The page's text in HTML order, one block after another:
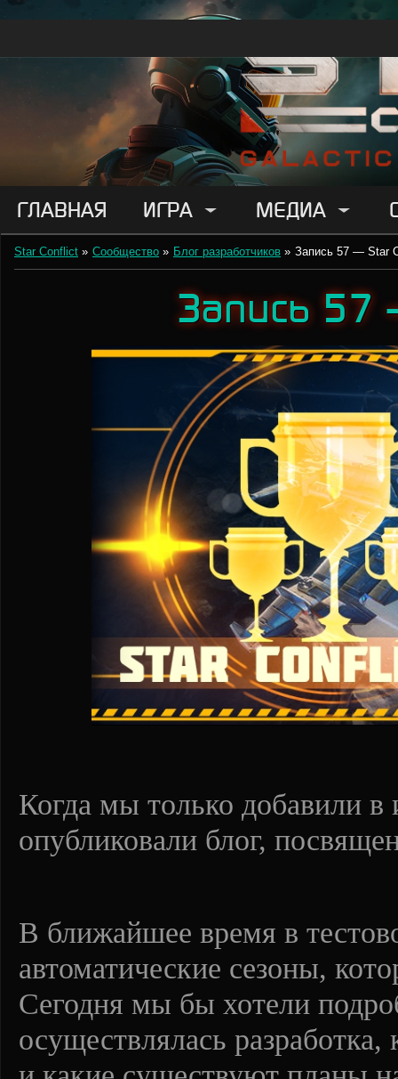
ГЛАВНАЯ ИГРА МЕДИА
Star Conflict » Сообщество » Блог разработчиков » Запись 57 — Star
Запись 57
Когда мы только добавили в
опубликовали блог,
В ближайшее время в
автоматические сезоны,
Сегодня мы бы хотели
осуществлялась